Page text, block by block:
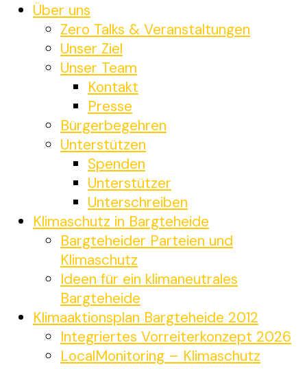
Über uns
Zero Talks & Veranstaltungen
Unser Ziel
Unser Team
Kontakt
Presse
Bürgerbegehren
Unterstützen
Spenden
Unterstützer
Unterschreiben
Klimaschutz in Bargteheide
Bargteheider Parteien und
Klimaschutz
Ideen für ein klimaneutrales
Bargteheide
Klimaaktionsplan Bargteheide 2012
Integriertes Vorreiterkonzept 2026
LocalMonitoring – Klimaschutz